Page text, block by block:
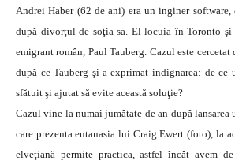
Andrei Haber (62 de ani) era un inginer software,
după divorţul de soţia sa. El locuia în Toronto
emigrant român, Paul Tauberg. Cazul este
după ce Tauberg şi-a exprimat indignarea: de ce
sfătuit şi ajutat să evite această soluţie?
Cazul vine la numai jumătate de an după lansarea
care prezenta eutanasia lui Craig Ewert (foto), la
elveţiană permite practica, astfel încât avem